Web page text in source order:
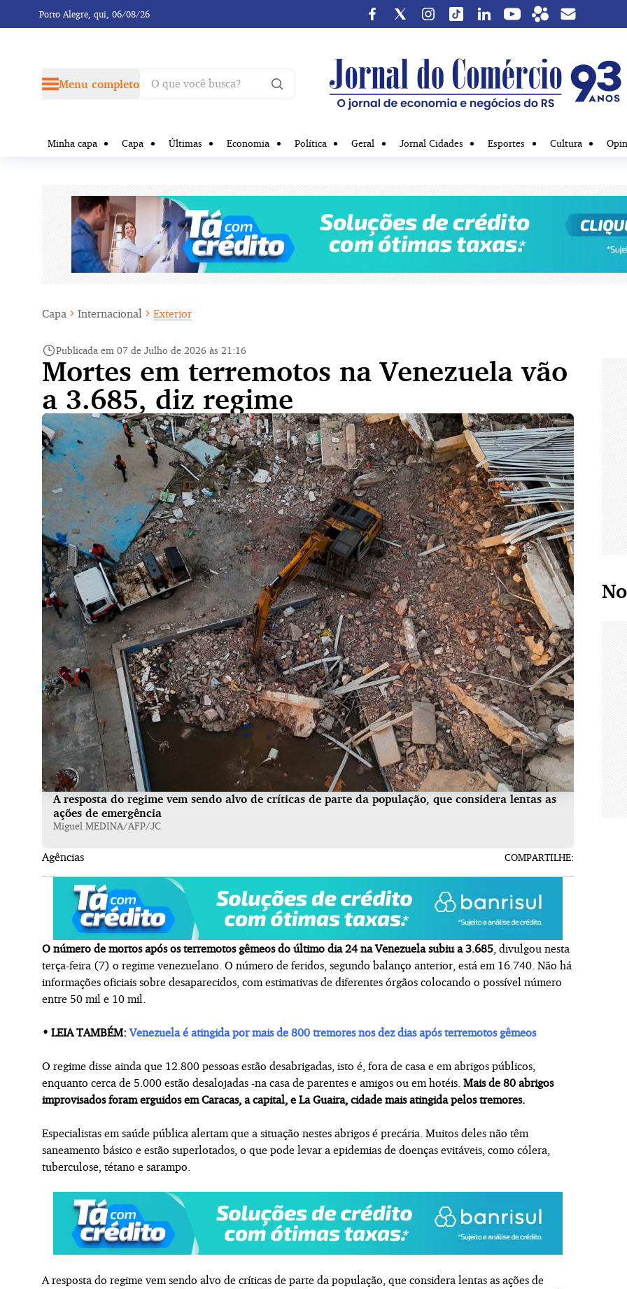
Porto Alegre, qui, 06/08/26
Menu completo
Minha capa Capa Últimas Economia Política Geral Jornal Cidades Esportes Cultura
Capa Internacional Exterior
Publicada em 07 de Julho de 2026 às 21:16
Mortes em terremotos na Venezuela vão
a 3.685, diz regime
A resposta do regime vem sendo alvo de críticas de parte da população, que considera lentas as
ações de emergência
Miguel MEDINA/AFP/JC
COMPARTILHE:
Agências
O número de mortos após os terremotos gêmeos do último dia 24 na Venezuela subiu a 3.685, divulgou nesta
terça-feira (7) o regime venezuelano. O número de feridos, segundo balanço anterior, está em 16.740. Não há
informações oficiais sobre desaparecidos, com estimativas de diferentes órgãos colocando o possível número
entre 50 mil e 10 mil.
• LEIA TAMBÉM:Venezuela é atingida por mais de 800 tremores nos dez dias após terremotos gêmeos
O regime disse ainda que 12.800 pessoas estão desabrigadas, isto é, fora de casa e em abrigos públicos,
enquanto cerca de 5.000 estão desalojadas -na casa de parentes e amigos ou em hotéis. Mais de 80 abrigos
improvisados foram erguidos em Caracas, a capital, e La Guaira, cidade mais atingida pelos tremores.
Especialistas em saúde pública alertam que a situação nestes abrigos é precária. Muitos deles não têm
saneamento básico e estão superlotados, o que pode levar a epidemias de doenças evitáveis, como cólera,
tuberculose, tétano e sarampo.
A resposta do regime vem sendo alvo de críticas de parte da população, que considera lentas as ações de